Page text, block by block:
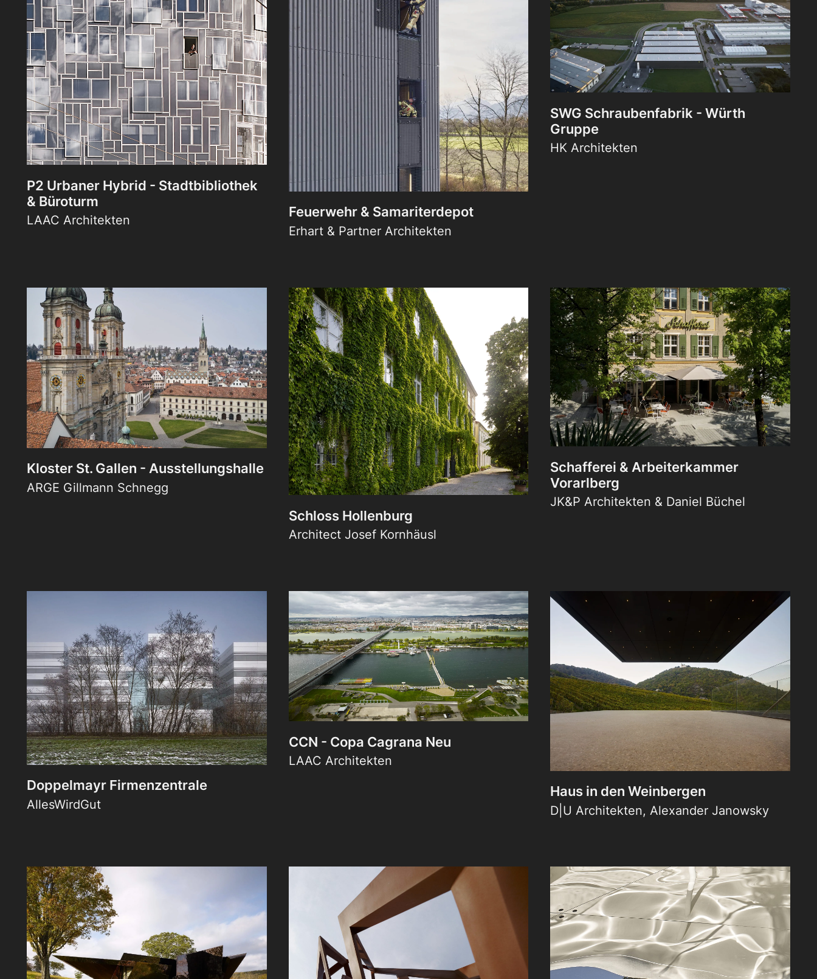
P2 Urbaner Hybrid - Stadtbibliothek
& Büroturm
LAAC Architekten
Feuerwehr & Samariterdepot
Erhart & Partner Architekten
SWG Schraubenfabrik - Würth
Gruppe
HK Architekten
Kloster St. Gallen - Ausstellungshalle
ARGE Gillmann Schnegg
Schloss Hollenburg
Architect Josef Kornhäusl
Schafferei & Arbeiterkammer
Vorarlberg
JK&P Architekten & Daniel Büchel
Doppelmayr Firmenzentrale
AllesWirdGut
CCN - Copa Cagrana Neu
LAAC Architekten
Haus in den Weinbergen
D|U Architekten, Alexander Janowsky